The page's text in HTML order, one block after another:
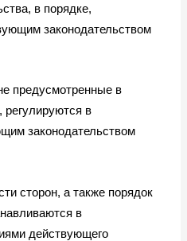
в порядке,
законодательством
предусмотренные в
в
законодательством
сторон, а также порядок
в
действующего